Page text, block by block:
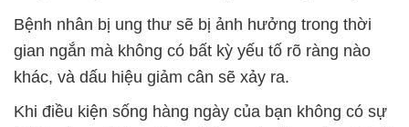
Bệnh nhân bị ung thư sẽ bị ảnh hưởng trong thời
gian ngắn mà không có bất kỳ yếu tố rõ ràng nào
khác, và dấu hiệu giảm cân sẽ xảy ra.
Khi điều kiện sống hàng ngày của bạn không có sự